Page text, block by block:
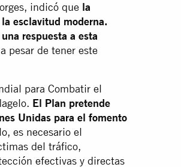
indicó que la
esclavitud moderna.
respuesta a esta
pesar de tener este
para Combatir el
El Plan pretende
Unidas para el fomento
es necesario el
del tráfico,
efectivas y directas